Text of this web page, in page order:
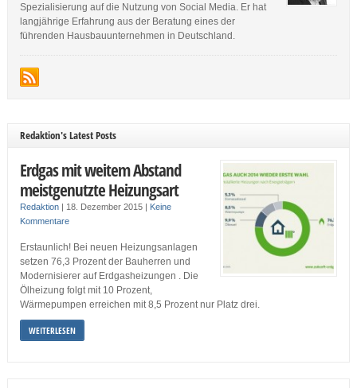
Spezialisierung auf die Nutzung von Social Media. Er hat
langjährige Erfahrung aus der Beratung eines der
führenden Hausbauunternehmen in Deutschland.
Redaktion's Latest Posts
Erdgas mit weitem Abstand
meistgenutzte Heizungsart
Redaktion| 18. Dezember 2015 | Keine
Kommentare
Erstaunlich! Bei neuen Heizungsanlagen
setzen 76,3 Prozent der Bauherren und
Modernisierer auf Erdgasheizungen . Die
Ölheizung folgt mit 10 Prozent,
Wärmepumpen erreichen mit 8,5 Prozent nur Platz drei.
WEITERLESEN